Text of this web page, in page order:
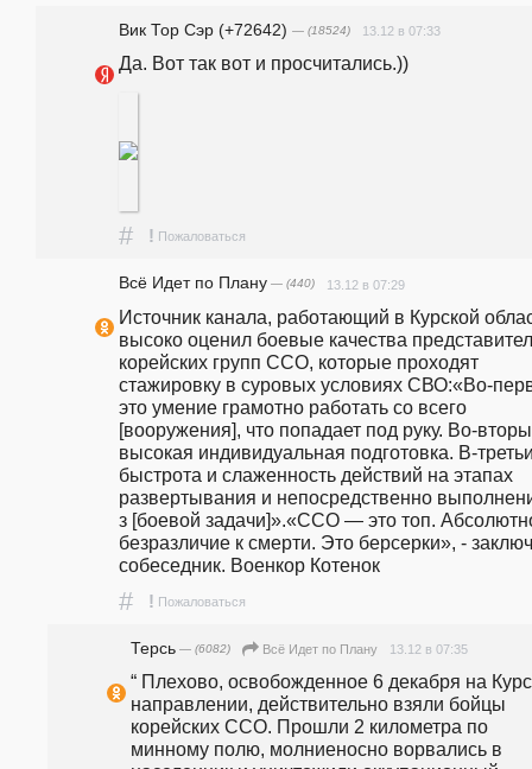
Вик Тор Сэр (+72642) — (18524) 13.12 в 07:33
Да. Вот так вот и просчитались.))
# ! Пожаловаться
Всё Идет по Плану — (440) 13.12 в 07:29
Источник канала, работающий в Курской
высоко оценил боевые качества
корейских групп ССО, которые проходят
стажировку в суровых условиях СВО:«Во-
это умение грамотно работать со всего
[вооружения], что попадает под руку. Во-
высокая индивидуальная подготовка. В-
быстрота и слаженность действий на этапах
развертывания и непосредственно
з [боевой задачи]».«ССО — это топ.
безразличие к смерти. Это берсерки», -
собеседник. Военкор Котенок
# ! Пожаловаться
Терсь — (6082) Всё Идет по Плану 13.12 в 07:35
“ Плехово, освобожденное 6 декабря на
направлении, действительно взяли бойцы
корейских ССО. Прошли 2 километра по
минному полю, молниеносно ворвались в